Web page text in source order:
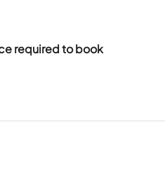
required to book